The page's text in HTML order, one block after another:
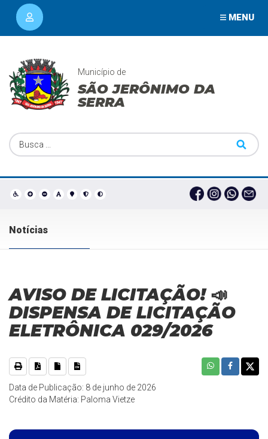
MENU
Município de
SÃO JERÔNIMO DA
SERRA
Notícias
AVISO DE LICITAÇÃO! 📣
DISPENSA DE LICITAÇÃO
ELETRÔNICA 029/2026
Data de Publicação: 8 de junho de 2026
Crédito da Matéria: Paloma Vietze